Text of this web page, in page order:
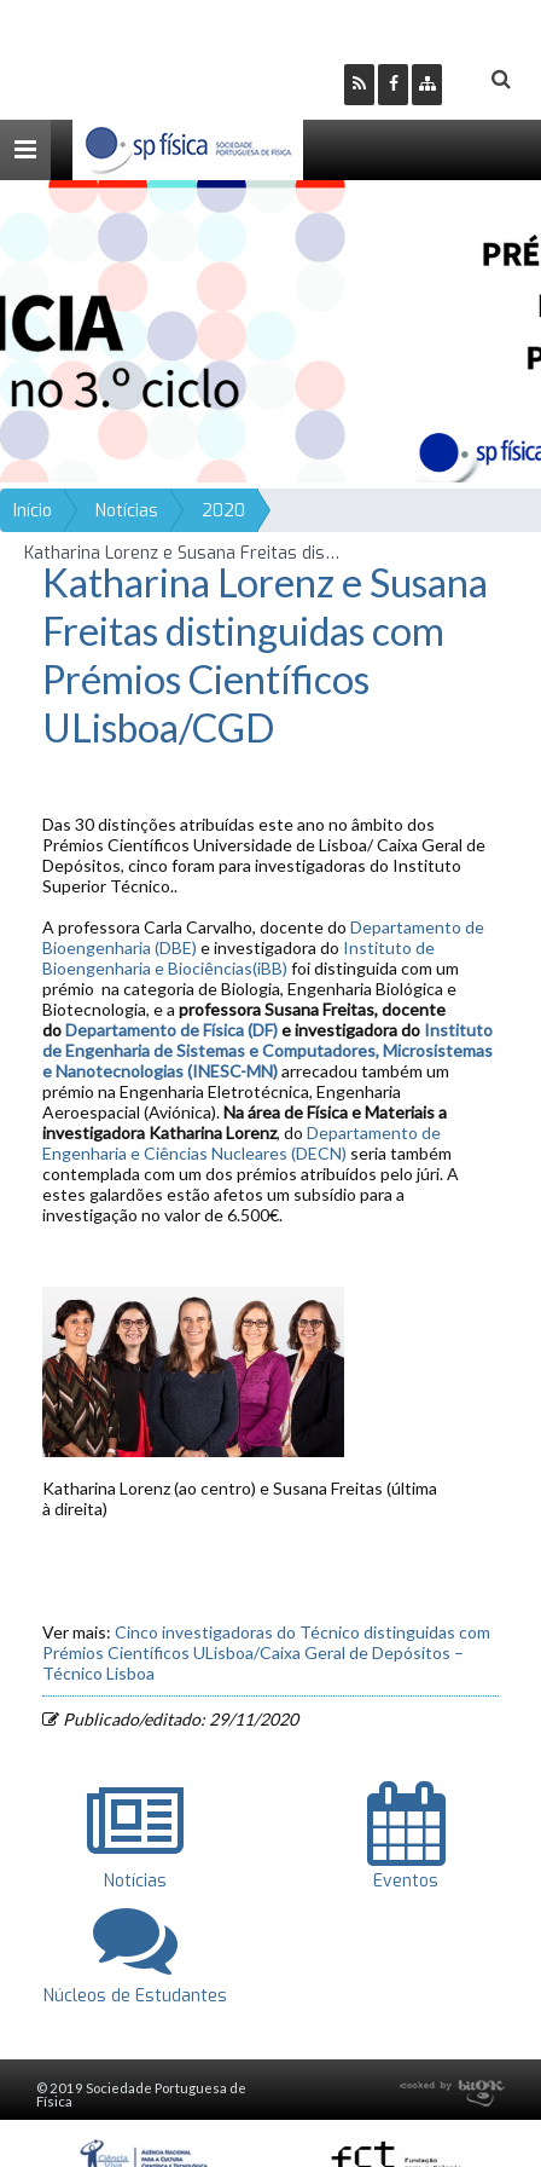
Toggle
navigation
Início Notícias
2020
Katharina Lorenz e Susana Freitas distinguidas com Prémios Científicos ULisboa/CGD
Katharina Lorenz e Susana
Freitas distinguidas com
Prémios Científicos
ULisboa/CGD
Das 30 distinções atribuídas este ano no âmbito dos
Prémios Científicos Universidade de Lisboa/ Caixa Geral de
Depósitos, cinco foram para investigadoras do Instituto
Superior Técnico..
A professora Carla Carvalho, docente do Departamento de
Bioengenharia (DBE) e investigadora do Instituto de
Bioengenharia e Biociências(iBB) foi distinguida com um
prémio na categoria de Biologia, Engenharia Biológica e
Biotecnologia, e a professora Susana Freitas, docente
doDepartamento de Física (DF)e investigadora do Instituto
de Engenharia de Sistemas e Computadores, Microsistemas
e Nanotecnologias (INESC-MN)arrecadou também um
prémio na Engenharia Eletrotécnica, Engenharia
Aeroespacial (Aviónica).Na área de Física e Materiais a
investigadora Katharina Lorenz, do Departamento de
Engenharia e Ciências Nucleares (DECN) seria também
contemplada com um dos prémios atribuídos pelo júri. A
estes galardões estão afetos um subsídio para a
investigação no valor de 6.500€.
Katharina Lorenz (ao centro) e Susana Freitas (última
à direita)
Ver mais: Cinco investigadoras do Técnico distinguidas com
Prémios Científicos ULisboa/Caixa Geral de Depósitos –
Técnico Lisboa
Publicado/editado: 29/11/2020
Notícias Eventos
Núcleos de Estudantes
© 2019 Sociedade Portuguesa de
Física